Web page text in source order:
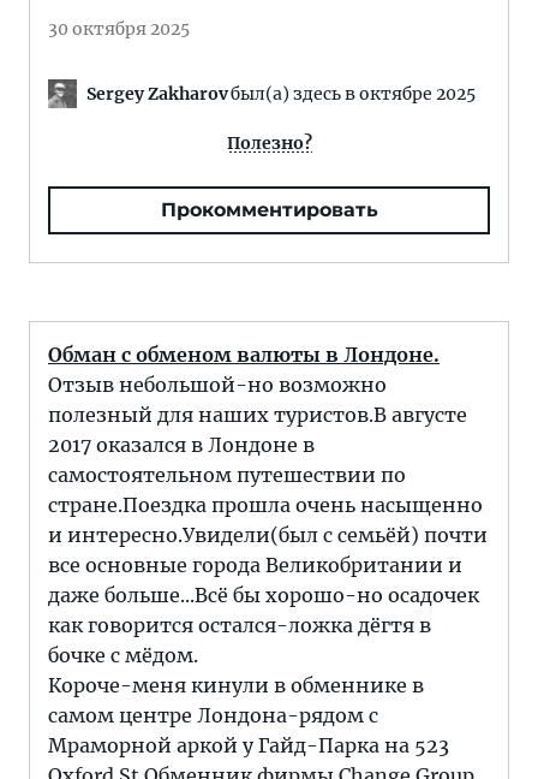
30 октября 2025
Sergey Zakharovбыл(а) здесь в октябре 2025
Полезно?
Прокомментировать
Обман с обменом валюты в Лондоне.
Отзыв небольшой-но возможно
полезный для наших туристов.В августе
2017 оказался в Лондоне в
самостоятельном путешествии по
стране.Поездка прошла очень насыщенно
и интересно.Увидели(был с семьёй) почти
все основные города Великобритании и
даже больше...Всё бы хорошо-но осадочек
как говорится остался-ложка дёгтя в
бочке с мёдом.
Короче-меня кинули в обменнике в
самом центре Лондона-рядом с
Мраморной аркой у Гайд-Парка на 523